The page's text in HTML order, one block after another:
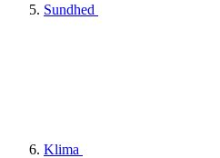
Sundhed
Klima